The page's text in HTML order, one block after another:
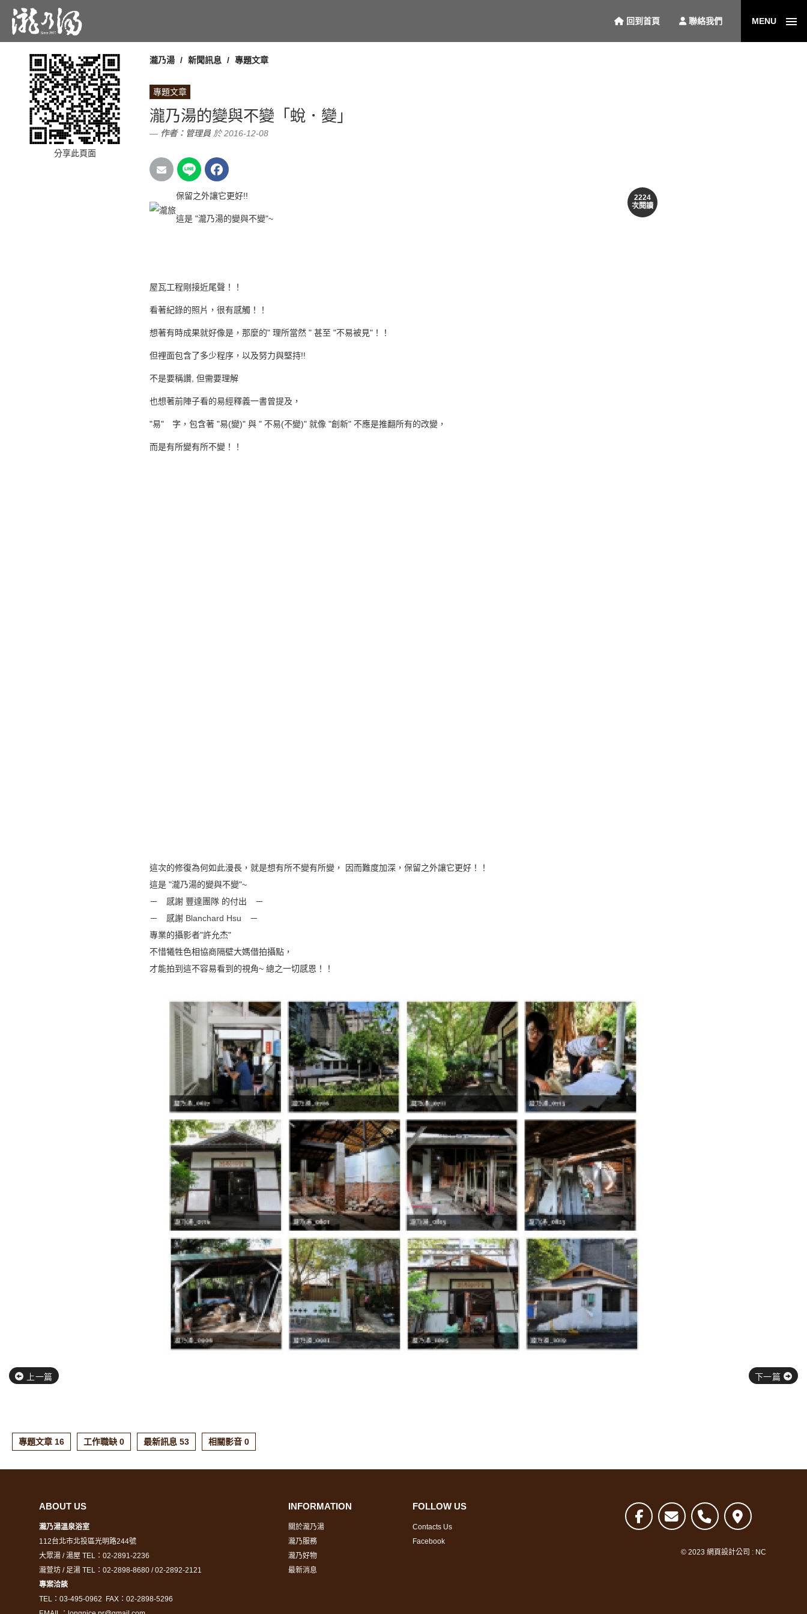
回到首頁 聯絡我們 MENU
瀧乃湯 新聞訊息 專題文章
專題文章
瀧乃湯的變與不變「蛻．變」
作者： 管理員 於 2016-12-08
2224
次閱讀
保留之外讓它更好!!
這是 "瀧乃湯的變與不變"~
屋瓦工程剛接近尾聲！！
看著紀錄的照片，很有感觸！！
想著有時成果就好像是，那麼的" 理所當然 " 甚至 "不易被見"！！
但裡面包含了多少程序，以及努力與堅持!!
不是要稱讚, 但需要理解
也想著前陣子看的易經釋義一書曾提及，
"易" 字，包含著 "易(變)" 與 " 不易(不變)" 就像 "創新" 不應是推翻所有的改變，
而是有所變有所不變！！
這次的修復為何如此漫長，就是想有所不變有所變， 因而難度加深，保留之外讓它更好！！
這是 "瀧乃湯的變與不變"~
－ 感謝 豐達團隊 的付出 －
－ 感謝 Blanchard Hsu －
專業的攝影者"許允杰"
不惜犧牲色相協商隔壁大媽借拍攝點，
才能拍到這不容易看到的視角~ 總之一切感恩！！
分享此頁面
上一篇 下一篇
專題文章 16 工作職缺 0 最新訊息 53 相關影音 0
ABOUT US
瀧乃湯溫泉浴室
112台北市北投區光明路244號
大眾湯 / 湯屋 TEL：02-2891-2236
瀧萱坊 / 足湯 TEL：02-2898-8680 / 02-2892-2121
專案洽談
TEL：03-495-0962 FAX：02-2898-5296
INFORMATION
關於瀧乃湯
瀧乃服務
瀧乃好物
最新消息
FOLLOW US
Contacts Us
Facebook
© 2023 網頁設計公司 : NC